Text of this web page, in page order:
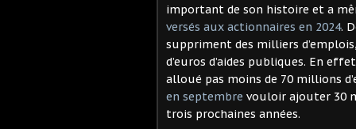
important de son histoire et a
versés aux actionnaires en 2024.
suppriment des milliers
d’euros d’aides publiques. En
alloué pas moins de 70 millions
en septembre vouloir ajouter 30
trois prochaines années.